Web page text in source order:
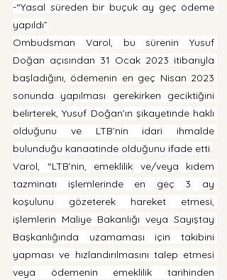
-“Yasal süreden bir buçuk ay geç ödeme
yapıldı”
Ombudsman Varol, bu sürenin Yusuf
Doğan açısından 31 Ocak 2023 itibarıyla
başladığını, ödemenin en geç Nisan 2023
sonunda yapılması gerekirken geciktiğini
belirterek, Yusuf Doğan’ın şikayetinde haklı
olduğunu ve LTB’nin idari ihmalde
bulunduğu kanaatinde olduğunu ifade etti.
Varol, “LTB’nin, emeklilik ve/veya kıdem
tazminatı işlemlerinde en geç 3 ay
koşulunu gözeterek hareket etmesi,
işlemlerin Maliye Bakanlığı veya Sayıştay
Başkanlığında uzamaması için takibini
yapması ve hızlandırılmasını talep etmesi
veya ödemenin emeklilik tarihinden